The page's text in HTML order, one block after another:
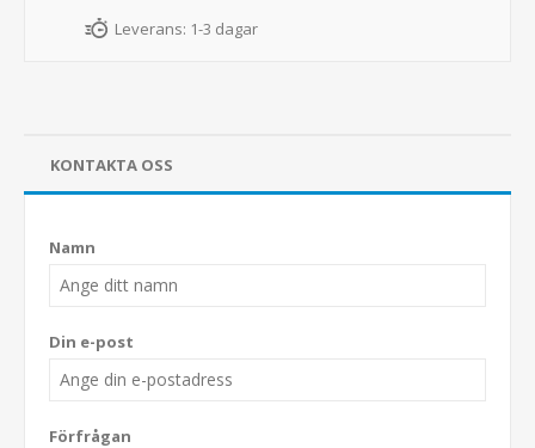
Leverans: 1-3 dagar
KONTAKTA OSS
Namn
Din e-post
Förfrågan